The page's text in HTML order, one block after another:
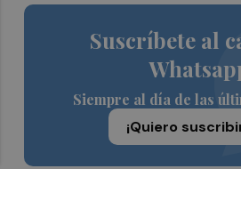
Suscríbete al
Siempre al día de las
¡Quiero